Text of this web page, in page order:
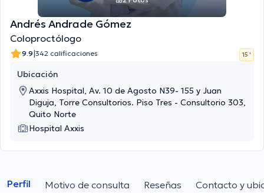
Andrés Andrade Gómez
Coloproctólogo
9.9|342 calificaciones 15 '
Ubicación
Axxis Hospital, Av. 10 de Agosto N39- 155 y Juan
Diguja, Torre Consultorios. Piso Tres - Consultorio 303,
Quito Norte
Hospital Axxis
Perfil Motivo de consulta Reseñas Contacto y